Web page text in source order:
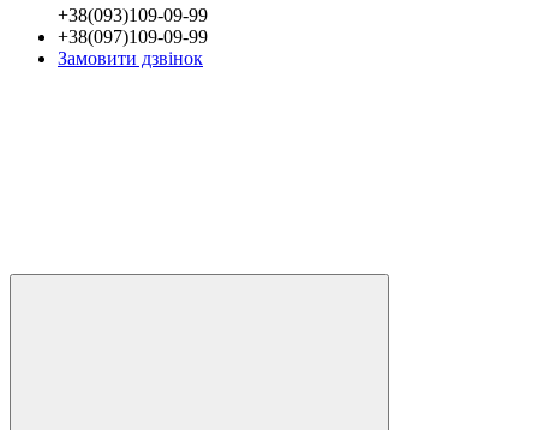
+38(093)109-09-99
+38(097)109-09-99
Замовити дзвінок